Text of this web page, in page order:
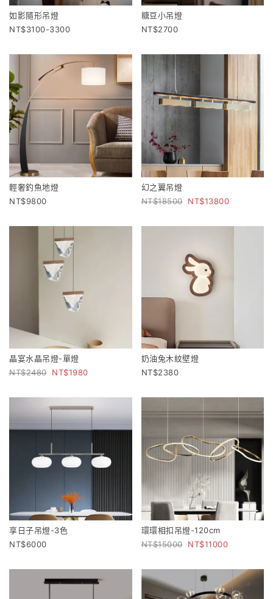
如影隨形吊燈
3100-3300
糖豆小吊燈
2700
輕奢釣魚地燈
9800
幻之翼吊燈
18500
13800
晶宴水晶吊燈-單燈
2480
1980
奶油兔木紋壁燈
2380
享日子吊燈-3色
6000
環環相扣吊燈-120cm
15000
11000